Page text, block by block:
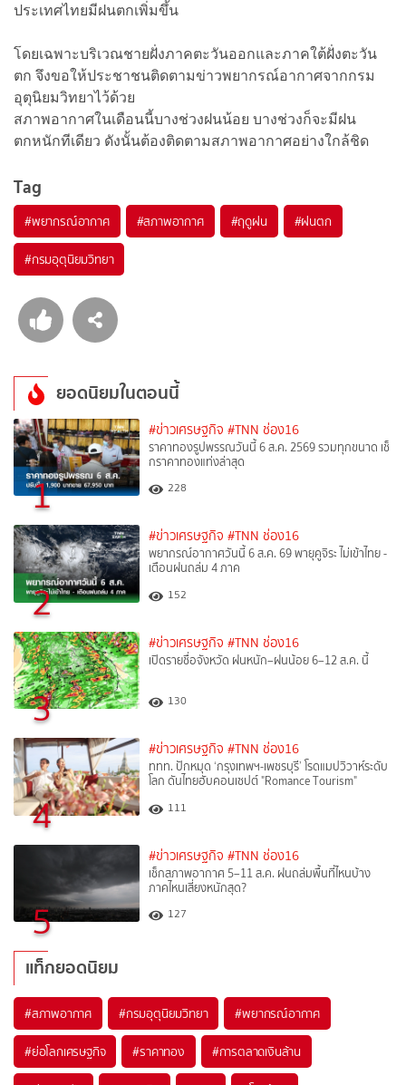
ประเทศไทยมีฝนตกเพิ่มขึ้น
โดยเฉพาะบริเวณชายฝั่งภาคตะวันออกและภาคใต้ฝั่งตะวัน
ตก จึงขอให้ประชาชนติดตามข่าวพยากรณ์อากาศจากกรม
อุตุนิยมวิทยาไว้ด้วย
สภาพอากาศในเดือนนี้บางช่วงฝนน้อย บางช่วงก็จะมีฝน
ตกหนักทีเดียว ดังนั้นต้องติดตามสภาพอากาศอย่างใกล้ชิด
Tag
#พยากรณ์อากาศ #สภาพอากาศ #ฤดูฝน #ฝนตก
#กรมอุตุนิยมวิทยา
ยอดนิยมในตอนนี้
1
#ข่าวเศรษฐกิจ #TNN ช่อง16
ราคาทองรูปพรรณวันนี้ 6 ส.ค. 2569 รวมทุกขนาด เช็
กราคาทองแท่งล่าสุด
228
2
#ข่าวเศรษฐกิจ #TNN ช่อง16
พยากรณ์อากาศวันนี้ 6 ส.ค. 69 พายุคูจิระ ไม่เข้าไทย -
เตือนฝนถล่ม 4 ภาค
152
3
#ข่าวเศรษฐกิจ #TNN ช่อง16
เปิดรายชื่อจังหวัด ฝนหนัก–ฝนน้อย 6–12 ส.ค. นี้
130
4
#ข่าวเศรษฐกิจ #TNN ช่อง16
ททท. ปักหมุด ‘กรุงเทพฯ-เพชรบุรี’ โรดแมปวิวาห์ระดับ
โลก ดันไทยฮับคอนเซปต์ "Romance Tourism"
111
5
#ข่าวเศรษฐกิจ #TNN ช่อง16
เช็กสภาพอากาศ 5–11 ส.ค. ฝนถล่มพื้นที่ไหนบ้าง
ภาคไหนเสี่ยงหนักสุด?
127
แท็กยอดนิยม
#สภาพอากาศ #กรมอุตุนิยมวิทยา #พยากรณ์อากาศ
#ย่อโลกเศรษฐกิจ #ราคาทอง #การตลาดเงินล้าน